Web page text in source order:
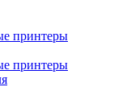
принтеры
принтеры